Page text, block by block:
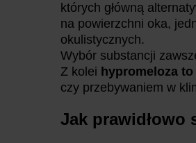
których główną
na powierzchni oka,
okulistycznych.
Wybór substancji
Z kolei hypromeloza
czy przebywaniem w
Jak prawidłowo